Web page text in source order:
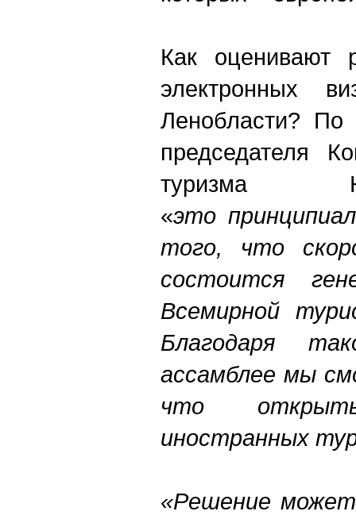
Как оценивают
электронных
Ленобласти? По
председателя
туризма
«это
того, что
состоится
Всемирной
Благодаря
ассамблее мы
что
иностранных
«Решение